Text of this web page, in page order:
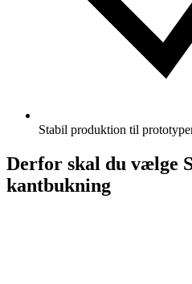
Stabil produktion til
Derfor skal du vælge
kantbukning